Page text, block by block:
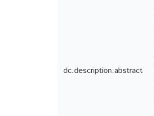
dc.description.abstract